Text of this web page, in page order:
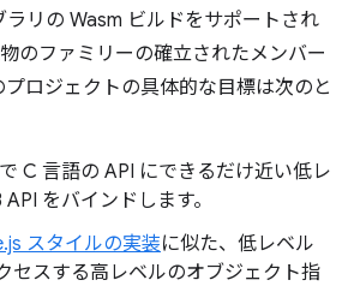
リの Wasm ビルドをサポートされ
のファミリーの確立されたメンバー
プロジェクトの具体的な目標は次のと
C 言語の API にできるだけ近い低レ
をバインドします。
スタイルの実装に似た、低レベル
セスする高レベルのオブジェクト指